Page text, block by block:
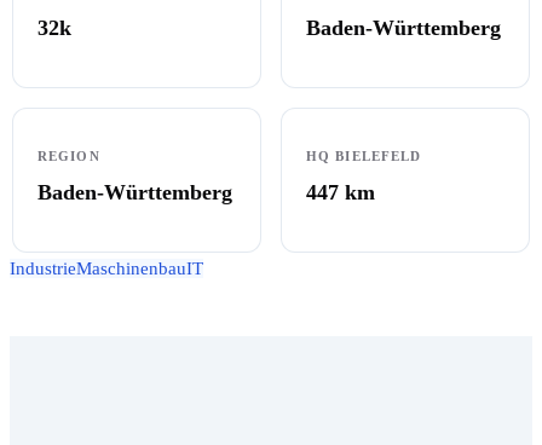
32k Baden-Württemberg
REGION
Baden-Württemberg
HQ BIELEFELD
447 km
IndustrieMaschinenbauIT